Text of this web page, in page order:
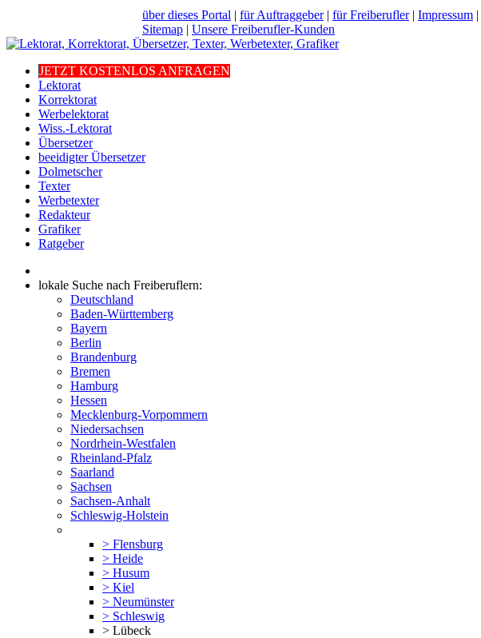
über dieses Portal | für Auftraggeber| für Freiberufler| Impressum |
Sitemap | Unsere Freiberufler-Kunden
JETZT KOSTENLOS ANFRAGEN
Lektorat
Korrektorat
Werbelektorat
Wiss.-Lektorat
Übersetzer
beeidigter Übersetzer
Dolmetscher
Texter
Werbetexter
Redakteur
Grafiker
Ratgeber
lokale Suche nach Freiberuflern:
Deutschland
Baden-Württemberg
Bayern
Berlin
Brandenburg
Bremen
Hamburg
Hessen
Mecklenburg-Vorpommern
Niedersachsen
Nordrhein-Westfalen
Rheinland-Pfalz
Saarland
Sachsen
Sachsen-Anhalt
Schleswig-Holstein
> Flensburg
> Heide
> Husum
> Kiel
> Neumünster
> Schleswig
> Lübeck